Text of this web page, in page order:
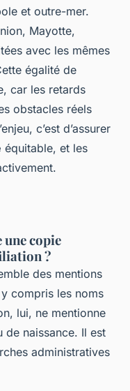
et outre-mer.
Mayotte,
avec les mêmes
égalité de
car les retards
obstacles réels
c’est d’assurer
équitable, et les
copie
?
des mentions
compris les noms
lui, ne mentionne
de naissance. Il est
administratives